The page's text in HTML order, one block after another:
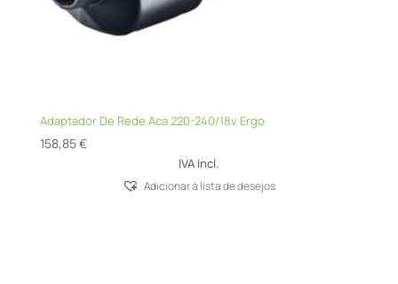
Adaptador De Rede Aca 220-240/18v Ergo
158,85€
IVA Incl.
Adicionar á lista de desejos